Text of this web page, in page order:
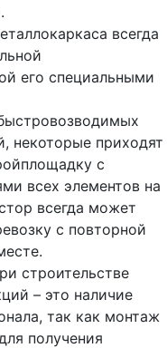
всегда
его специальными
некоторые приходят
с
всех элементов на
всегда может
с повторной
строительстве
– это наличие
так как монтаж
получения